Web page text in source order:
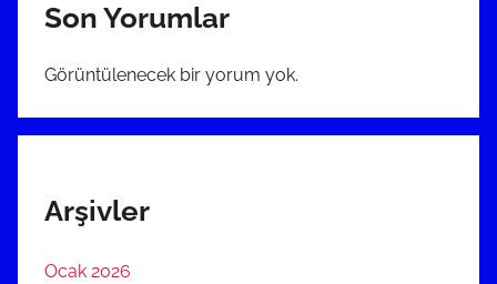
Son Yorumlar
Görüntülenecek bir yorum yok.
Arşivler
Ocak 2026